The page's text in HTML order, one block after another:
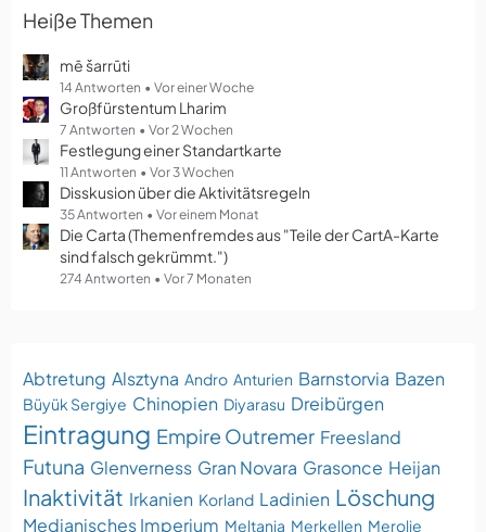
Heiße Themen
mē šarrūti
14 Antworten Vor einer Woche
Großfürstentum Lharim
7 Antworten Vor 2 Wochen
Festlegung einer Standartkarte
11 Antworten Vor 3 Wochen
Disskusion über die Aktivitätsregeln
35 Antworten Vor einem Monat
Die Carta (Themenfremdes aus "Teile der CartA-Karte
sind falsch gekrümmt.")
274 Antworten Vor 7 Monaten
Abtretung Alsztyna Andro Anturien Barnstorvia Bazen
Büyük Sergiye Chinopien Diyarasu Dreibürgen
Eintragung Empire Outremer Freesland
Futuna Glenverness Gran Novara Grasonce Heijan
Inaktivität Irkanien Korland Ladinien Löschung
Medianisches Imperium Meltania Merkellen Merolie